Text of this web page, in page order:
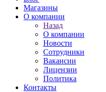
Магазины
О компании
Назад
О компании
Новости
Сотрудники
Вакансии
Лицензии
Политика
Контакты